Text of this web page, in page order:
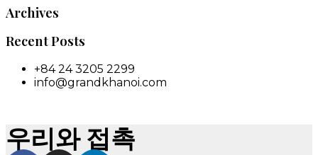
Archives
Recent Posts
+84 24 3205 2299
info@grandkhanoi.com
우리와 접촉